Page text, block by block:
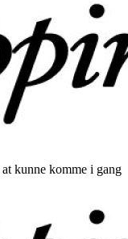
kunne komme i gang